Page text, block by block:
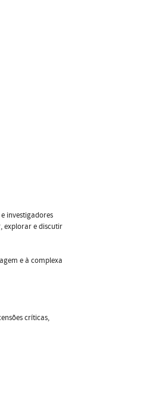
investigadores
explorar e discutir
e à complexa
críticas,